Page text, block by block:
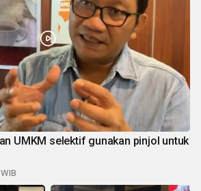
UMKM selektif gunakan pinjol untuk